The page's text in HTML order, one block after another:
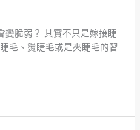
變脆弱？ 其實不只是嫁接睫
毛、燙睫毛或是夾睫毛的習